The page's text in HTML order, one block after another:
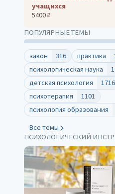
учащихся
5400 ₽
ПОПУЛЯРНЫЕ ТЕМЫ
закон 316 практика
психологическая наука
детская психология
1716
психотерапия
1101
психология образования
Все темы
ПСИХОЛОГИЧЕСКИЙ